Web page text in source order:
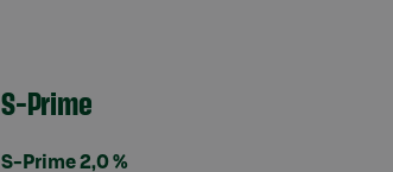
S-Prime
S-Prime 2,0 %